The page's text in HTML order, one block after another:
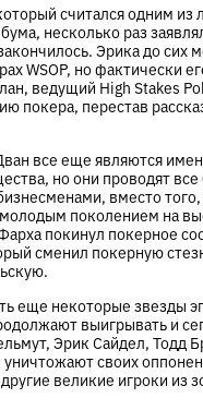
считался одним из
несколько раз
Эрика до сих
WSOP, но фактически
ведущий High Stakes
покера, перестав
все еще являются
но они проводят
вместо
поколением на
покинул покерное
сменил покерную
еще некоторые звезды
выигрывать и
Эрик Сайдел, Тодд
своих
великие игроки из